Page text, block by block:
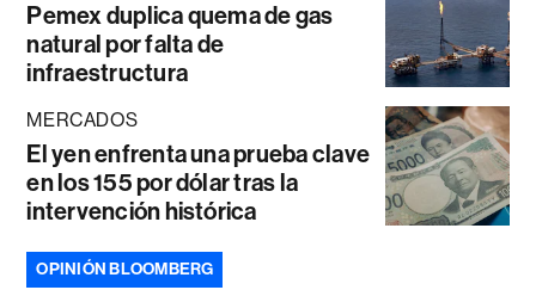
Pemex duplica quema de gas
natural por falta de
infraestructura
MERCADOS
El yen enfrenta una prueba clave
en los 155 por dólar tras la
intervención histórica
OPINIÓN BLOOMBERG